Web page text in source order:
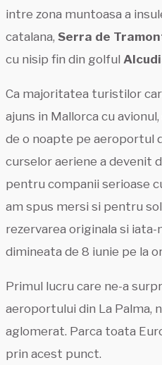
intre zona muntoasa a
catalana, Serra de
cu nisip fin din golful
Ca majoritatea turistilor
ajuns in Mallorca cu
de o noapte pe aeroportul
curselor aeriene a devenit
pentru companii serioase
am spus mersi si pentru
rezervarea originala si iata-
dimineata de 8 iunie pe la
Primul lucru care ne-a
aeroportului din La Palma,
aglomerat. Parca toata
prin acest punct.